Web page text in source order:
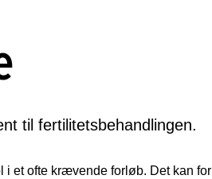
til fertilitetsbehandlingen.
i et ofte krævende forløb. Det kan